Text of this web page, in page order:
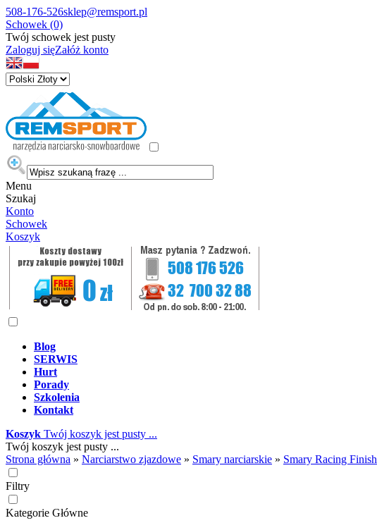
508-176-526sklep@remsport.pl
Schowek (0)
Twój schowek jest pusty
Zaloguj sięZałóż konto
Menu
Szukaj
Konto
Schowek
Koszyk
Blog
SERWIS
Hurt
Porady
Szkolenia
Kontakt
Koszyk Twój koszyk jest pusty ...
Twój koszyk jest pusty ...
Strona główna » Narciarstwo zjazdowe » Smary narciarskie » Smary Racing Finish
Filtry
Kategorie Główne